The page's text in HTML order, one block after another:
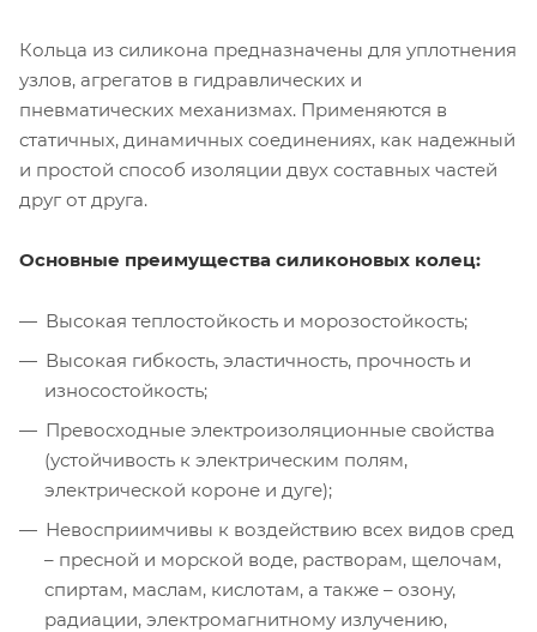
Кольца из силикона предназначены для уплотнения
узлов, агрегатов в гидравлических и
пневматических механизмах. Применяются в
статичных, динамичных соединениях, как надежный
и простой способ изоляции двух составных частей
друг от друга.
Основные преимущества силиконовых колец:
Высокая теплостойкость и морозостойкость;
Высокая гибкость, эластичность, прочность и
износостойкость;
Превосходные электроизоляционные свойства
(устойчивость к электрическим полям,
электрической короне и дуге);
Невосприимчивы к воздействию всех видов сред
– пресной и морской воде, растворам, щелочам,
спиртам, маслам, кислотам, а также – озону,
радиации, электромагнитному излучению,